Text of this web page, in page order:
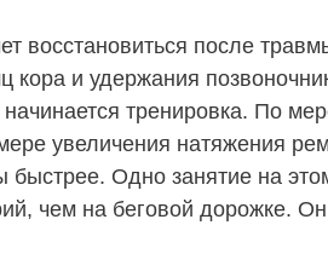
восстановиться после
и удержания
тренировка. По
увеличения натяжения
Одно занятие на
чем на беговой дорожке.